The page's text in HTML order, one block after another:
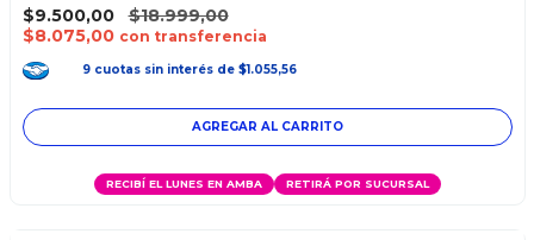
$9.500,00
$18.999,00
$8.075,00 con transferencia
9 cuotas sin interés de $1.055,56
AGREGAR AL CARRITO
RECIBÍ EL LUNES EN AMBA RETIRÁ POR SUCURSAL